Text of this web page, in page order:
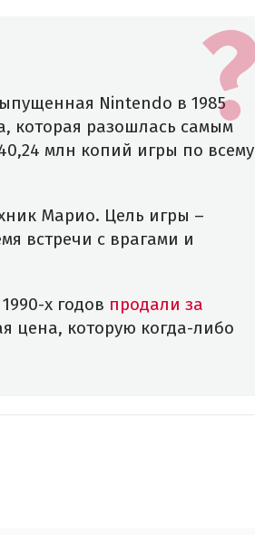
Nintendo в 1985
которая разошлась самым
млн копий игры по всему
Марио. Цель игры –
встречи с врагами и
х годов продали за
цена, которую когда-либо